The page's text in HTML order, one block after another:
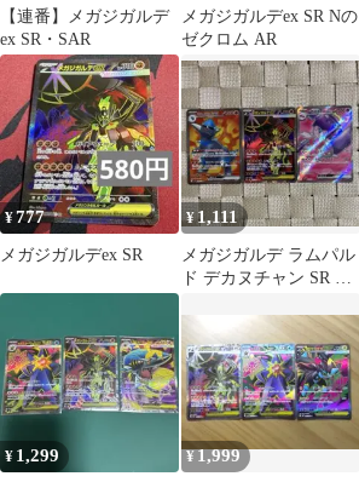
【連番】メガジガルデ
ex SR・SAR
メガジガルデex SR Nの
ゼクロム AR
¥777
メガジガルデex SR
¥1,111
メガジガルデ ラムパル
ド デカヌチャン SR ま
¥ 1,299 ¥1,999